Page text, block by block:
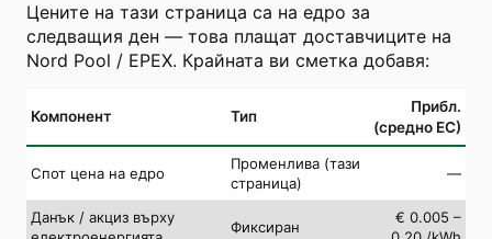
Цените на тази страница са на едро за
следващия ден — това плащат доставчиците на
Nord Pool / EPEX. Крайната ви сметка добавя:
Компонент Тип
Прибл.
(средно ЕС)
Спот цена на едро
Променлива (тази
страница)
—
Данък / акциз върху
Фиксиран
€ 0.005 –